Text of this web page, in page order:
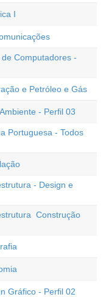
I
Computadores -
e Petróleo e Gás
- Perfil 03
Portuguesa - Todos
- Design e
 Construção
Gráfico - Perfil 02